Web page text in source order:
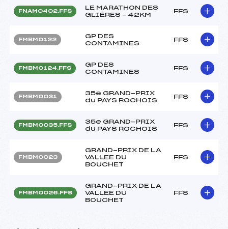
FNAM0402.FFS
LE MARATHON DES
GLIERES – 42KM
FFS
FMBM0122
GP DES
CONTAMINES
FFS
FMBM0124.FFS
GP DES
CONTAMINES
FFS
FMBM0031
35e GRAND-PRIX
du PAYS ROCHOIS
FFS
FMBM0035.FFS
35e GRAND-PRIX
du PAYS ROCHOIS
FFS
FMBM0023
GRAND-PRIX DE LA
VALLEE DU
BOUCHET
FFS
FMBM0026.FFS
GRAND-PRIX DE LA
VALLEE DU
BOUCHET
FFS